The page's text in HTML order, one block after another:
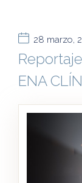
28 marzo,
ENA